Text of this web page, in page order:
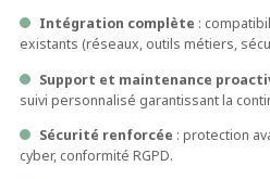
Intégration complète :
existants (réseaux, outils métiers,
Support et maintenance
suivi personnalisé garantissant la
Sécurité renforcée : protection
cyber, conformité RGPD.